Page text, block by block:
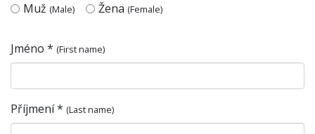
Muž (Male) Žena (Female)
Jméno * (First name)
Příjmení * (Last name)